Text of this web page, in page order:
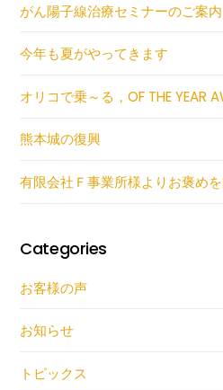
がん陽子線治療セミナーのご案内
今年も夏がやってきます
オリコで乗～る，OF THE YEAR
熊本城の復興
有限会社Ｆ事業所様よりお褒め
Categories
お客様の声
お知らせ
トピックス